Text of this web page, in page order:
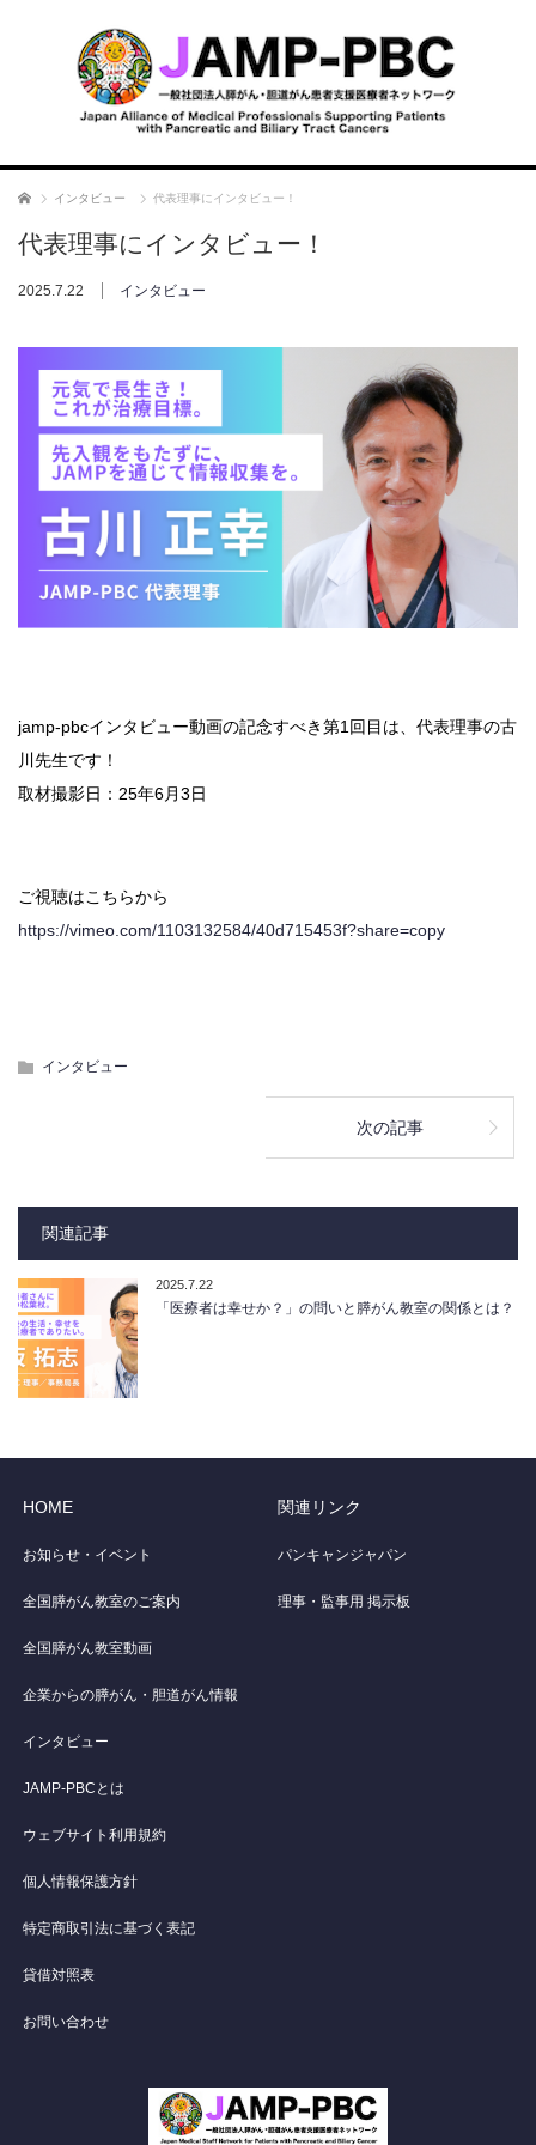
ホーム インタビュー 代表理事にインタビュー！
代表理事にインタビュー！
2025.7.22 インタビュー
jamp-pbcインタビュー動画の記念すべき第1回⽬は、代表理事の古
川先⽣です！
取材撮影⽇：25年6⽉3⽇
ご視聴はこちらから
https://vimeo.com/1103132584/40d715453f?share=copy
インタビュー
次の記事
関連記事
2025.7.22
「医療者は幸せか？」の問いと膵がん教室の関係とは？
HOME
お知らせ・イベント
全国膵がん教室のご案内
全国膵がん教室動画
企業からの膵がん・胆道がん情報
インタビュー
JAMP-PBCとは
ウェブサイト利用規約
個人情報保護方針
特定商取引法に基づく表記
貸借対照表
お問い合わせ
関連リンク
パンキャンジャパン
理事・監事用 掲示板